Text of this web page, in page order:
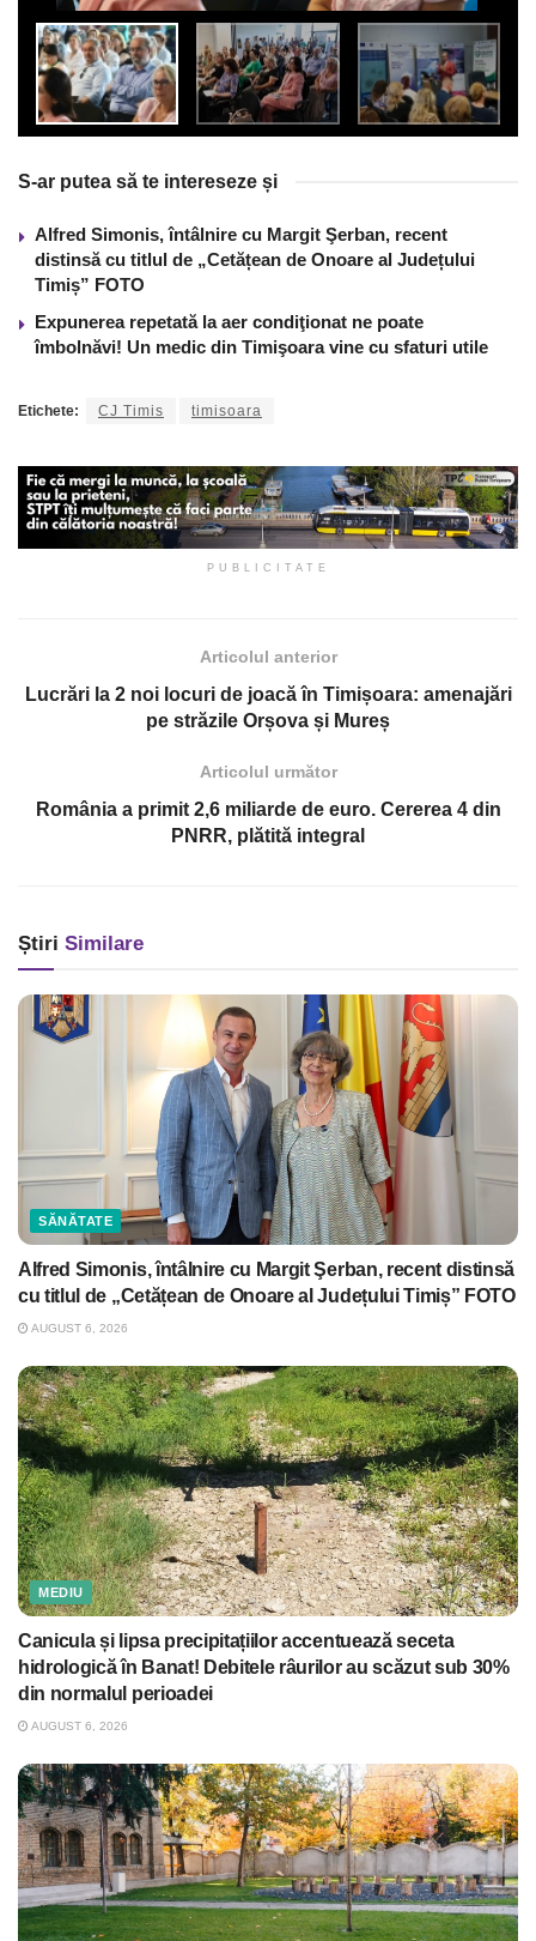
S-ar putea să te intereseze și
Alfred Simonis, întâlnire cu Margit Şerban, recent
distinsă cu titlul de „Cetățean de Onoare al Județului
Timiș” FOTO
Expunerea repetată la aer condiţionat ne poate
îmbolnăvi! Un medic din Timişoara vine cu sfaturi utile
Etichete: CJ Timis timisoara
PUBLICITATE
Articolul anterior
Lucrări la 2 noi locuri de joacă în Timișoara: amenajări
pe străzile Orșova și Mureș
Articolul următor
România a primit 2,6 miliarde de euro. Cererea 4 din
PNRR, plătită integral
Știri Similare
SĂNĂTATE
Alfred Simonis, întâlnire cu Margit Şerban, recent distinsă
cu titlul de „Cetățean de Onoare al Județului Timiș” FOTO
AUGUST 6, 2026
MEDIU
Canicula și lipsa precipitațiilor accentuează seceta
hidrologică în Banat! Debitele râurilor au scăzut sub 30%
din normalul perioadei
AUGUST 6, 2026